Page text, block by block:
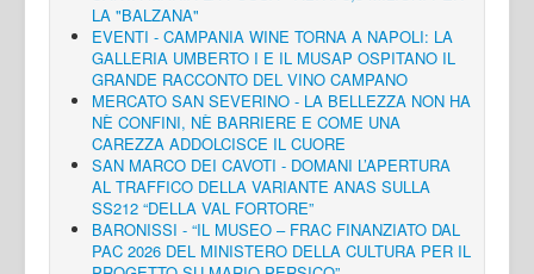
LA "BALZANA"
EVENTI - CAMPANIA WINE TORNA A NAPOLI: LA
GALLERIA UMBERTO I E IL MUSAP OSPITANO IL
GRANDE RACCONTO DEL VINO CAMPANO
MERCATO SAN SEVERINO - LA BELLEZZA NON HA
NÈ CONFINI, NÈ BARRIERE E COME UNA
CAREZZA ADDOLCISCE IL CUORE
SAN MARCO DEI CAVOTI - DOMANI L’APERTURA
AL TRAFFICO DELLA VARIANTE ANAS SULLA
SS212 “DELLA VAL FORTORE”
BARONISSI - “IL MUSEO – FRAC FINANZIATO DAL
PAC 2026 DEL MINISTERO DELLA CULTURA PER IL